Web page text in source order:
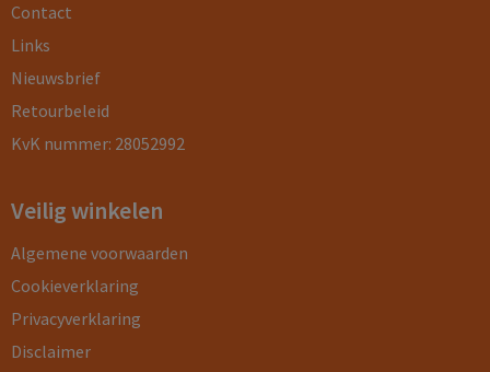
Contact
Links
Nieuwsbrief
Retourbeleid
KvK nummer: 28052992
Veilig winkelen
Algemene voorwaarden
Cookieverklaring
Privacyverklaring
Disclaimer